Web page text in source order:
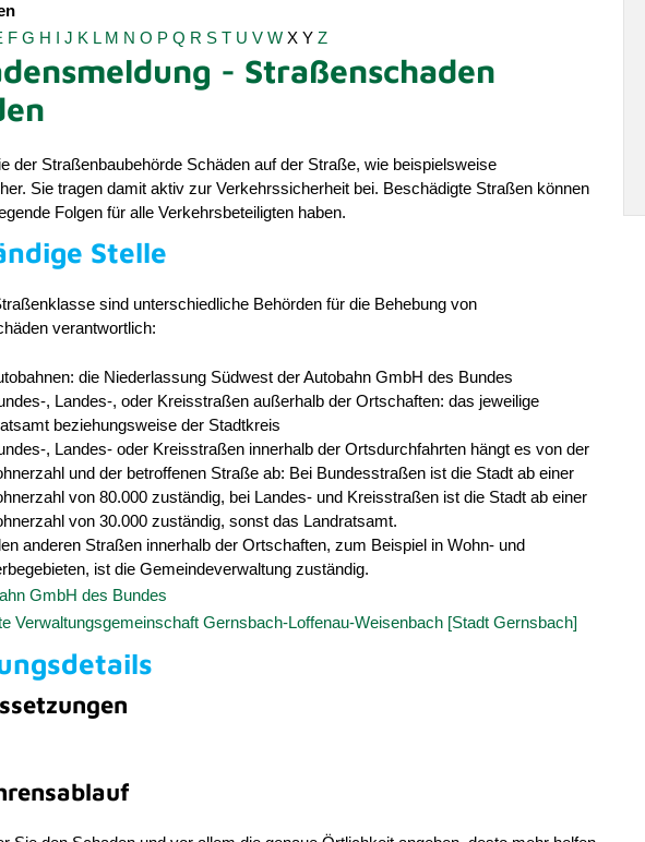
F G H I J K L M N O P Q R S T U V W X Y Z
- Straßenschaden
der Straßenbaubehörde Schäden auf der Straße, wie beispielsweise
Sie tragen damit aktiv zur Verkehrssicherheit bei. Beschädigte Straßen können
Folgen für alle Verkehrsbeteiligten haben.
Stelle
sind unterschiedliche Behörden für die Behebung von
verantwortlich:
die Niederlassung Südwest der Autobahn GmbH des Bundes
, Landes-, oder Kreisstraßen außerhalb der Ortschaften: das jeweilige
beziehungsweise der Stadtkreis
, Landes- oder Kreisstraßen innerhalb der Ortsdurchfahrten hängt es von der
und der betroffenen Straße ab: Bei Bundesstraßen ist die Stadt ab einer
von 80.000 zuständig, bei Landes- und Kreisstraßen ist die Stadt ab einer
von 30.000 zuständig, sonst das Landratsamt.
anderen Straßen innerhalb der Ortschaften, zum Beispiel in Wohn- und
ist die Gemeindeverwaltung zuständig.
GmbH des Bundes
Verwaltungsgemeinschaft Gernsbach-Loffenau-Weisenbach [Stadt Gernsbach]